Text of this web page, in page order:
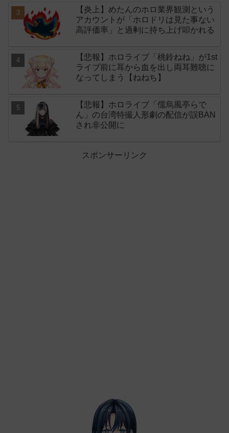
「NeoBright（ネオブライト）」が謝
罪！
【炎上】めたんのホロ業界観測という
アカウントが「ホロドリは見た事ない
高評価率」と過剰に持ち上げ叩かれる
【悲報】ホロライブ「桃鈴ねね」が1st
ライブ前に耳から血を出し両耳難聴に
なってしまう【ねねち】
【悲報】ホロライブ「儒烏風亭らで
ん」の台湾特撮人形劇の配信が誤BAN
され非公開に
スポンサーリンク